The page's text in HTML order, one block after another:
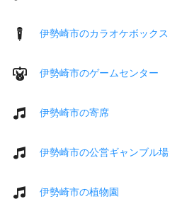
伊勢崎市のカラオケボックス
伊勢崎市のゲームセンター
伊勢崎市の寄席
伊勢崎市の公営ギャンブル場
伊勢崎市の植物園